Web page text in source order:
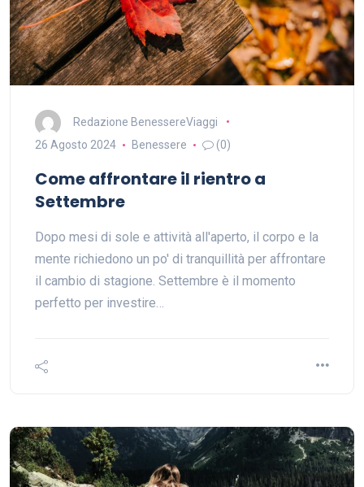
Redazione BenessereViaggi
26 Agosto 2024
Benessere (0)
Come affrontare il rientro a
Settembre
Dopo mesi di sole e attività all'aperto, il corpo e la
mente richiedono un po' di tranquillità per affrontare
il cambio di stagione. Settembre è il momento
perfetto per investire…